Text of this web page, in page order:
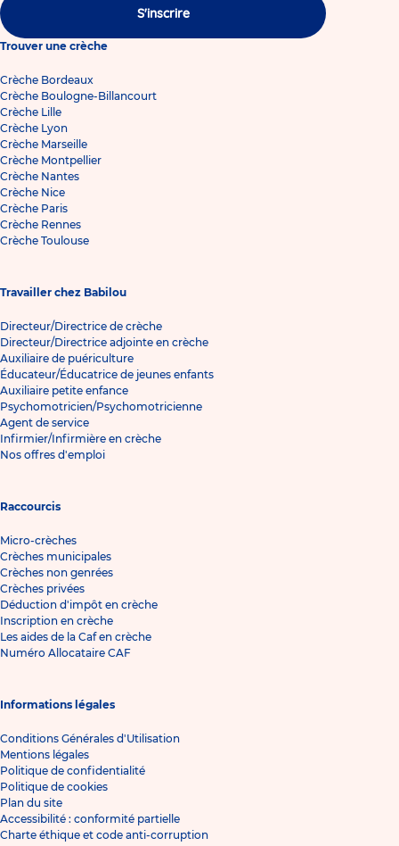
S'inscrire
Trouver une crèche
Crèche Bordeaux
Crèche Boulogne-Billancourt
Crèche Lille
Crèche Lyon
Crèche Marseille
Crèche Montpellier
Crèche Nantes
Crèche Nice
Crèche Paris
Crèche Rennes
Crèche Toulouse
Travailler chez Babilou
Directeur/Directrice de crèche
Directeur/Directrice adjointe en crèche
Auxiliaire de puériculture
Éducateur/Éducatrice de jeunes enfants
Auxiliaire petite enfance
Psychomotricien/Psychomotricienne
Agent de service
Infirmier/Infirmière en crèche
Nos offres d'emploi
Raccourcis
Micro-crèches
Crèches municipales
Crèches non genrées
Crèches privées
Déduction d'impôt en crèche
Inscription en crèche
Les aides de la Caf en crèche
Numéro Allocataire CAF
Informations légales
Conditions Générales d'Utilisation
Mentions légales
Politique de confidentialité
Politique de cookies
Plan du site
Accessibilité : conformité partielle
Charte éthique et code anti-corruption